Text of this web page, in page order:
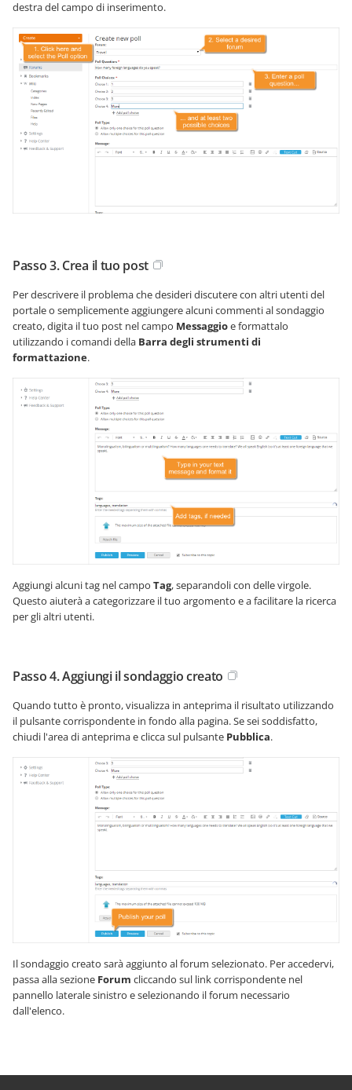
destra del campo di inserimento.
Passo 3. Crea il tuo post
Per descrivere il problema che desideri discutere con altri utenti del
portale o semplicemente aggiungere alcuni commenti al sondaggio
creato, digita il tuo post nel campo Messaggioe formattalo
utilizzando i comandi della Barra degli strumenti di
formattazione.
Aggiungi alcuni tag nel campo Tag, separandoli con delle virgole.
Questo aiuterà a categorizzare il tuo argomento e a facilitare la ricerca
per gli altri utenti.
Passo 4. Aggiungi il sondaggio creato
Quando tutto è pronto, visualizza in anteprima il risultato utilizzando
il pulsante corrispondente in fondo alla pagina. Se sei soddisfatto,
chiudi l'area di anteprima e clicca sul pulsante Pubblica.
Il sondaggio creato sarà aggiunto al forum selezionato. Per accedervi,
passa alla sezione Forum cliccando sul link corrispondente nel
pannello laterale sinistro e selezionando il forum necessario
dall'elenco.